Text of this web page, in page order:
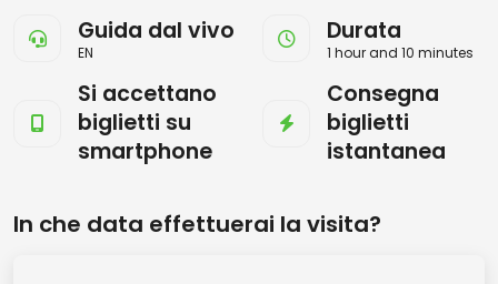
Guida dal vivo
EN
Durata
1 hour and 10 minutes
Si accettano
biglietti su
smartphone
Consegna
biglietti
istantanea
In che data effettuerai la visita?